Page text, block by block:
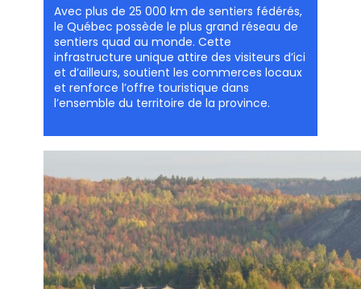
Avec plus de 25 000 km de sentiers fédérés,
le Québec possède le plus grand réseau de
sentiers quad au monde. Cette
infrastructure unique attire des visiteurs d’ici
et d’ailleurs, soutient les commerces locaux
et renforce l’offre touristique dans
l’ensemble du territoire de la province.